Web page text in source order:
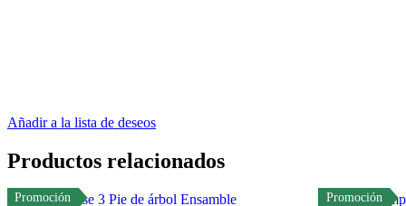
Añadir a la lista de deseos
Productos relacionados
Promoción Promoción